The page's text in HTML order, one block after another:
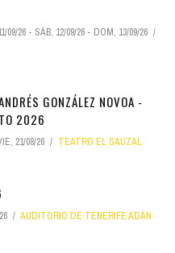
09/26 - SÁB, 12/09/26 - DOM, 13/09/26
GONZÁLEZ NOVOA -
2026
21/08/26 TEATRO EL SAUZAL
AUDITORIO DE TENERIFE ADÁN